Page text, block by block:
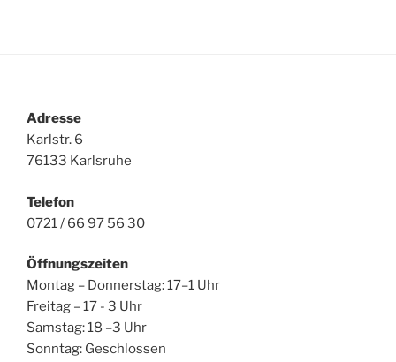
Adresse
Karlstr. 6
76133 Karlsruhe
Telefon
0721 / 66 97 56 30
Öffnungszeiten
Montag – Donnerstag: 17–1 Uhr
Freitag – 17 - 3 Uhr
Samstag: 18 –3 Uhr
Sonntag: Geschlossen